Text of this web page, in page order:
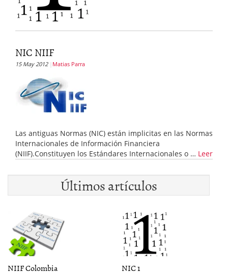
NIC NIIF
15 May 2012 Matias Parra
Las antiguas Normas (NIC) están implicitas en las Normas
Internacionales de Información Financiera
(NIIF).Constituyen los Estándares Internacionales o … Leer
Últimos artículos
NIIF Colombia NIC 1